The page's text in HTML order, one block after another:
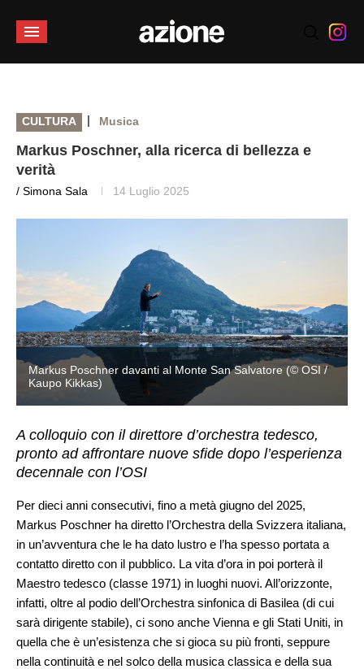
CULTURA | Musica
Markus Poschner, alla ricerca di bellezza e
verità
/ Simona Sala 14 Luglio 2025
Markus Poschner davanti al Monte San Salvatore (© OSI /
Kaupo Kikkas)
A colloquio con il direttore d’orchestra tedesco,
pronto ad affrontare nuove sfide dopo l’esperienza
decennale con l’OSI
Per dieci anni consecutivi, fino a metà giugno del 2025,
Markus Poschner ha diretto l’Orchestra della Svizzera italiana,
in un’avventura che le ha dato lustro e l’ha spesso portata a
contatto diretto con il pubblico. La vita d’ora in poi porterà il
Maestro tedesco (classe 1971) in luoghi nuovi. All’orizzonte,
infatti, oltre al podio dell’Orchestra sinfonica di Basilea (di cui
sarà dirigente stabile), ci sono anche Vienna e gli Stati Uniti, in
quella che è un’esistenza che si gioca su più fronti, seppure
nella continuità e nel solco della musica classica e della sua